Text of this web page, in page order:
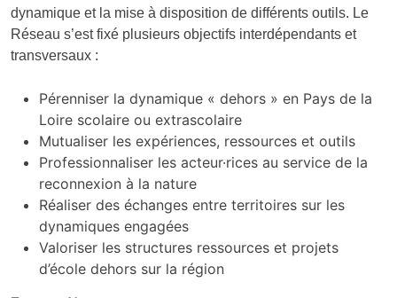
dynamique et la mise à disposition de différents outils. Le
Réseau s’est fixé plusieurs objectifs interdépendants et
transversaux :
Pérenniser la dynamique « dehors » en Pays de la
Loire scolaire ou extrascolaire
Mutualiser les expériences, ressources et outils
Professionnaliser les acteur·rices au service de la
reconnexion à la nature
Réaliser des échanges entre territoires sur les
dynamiques engagées
Valoriser les structures ressources et projets
d’école dehors sur la région